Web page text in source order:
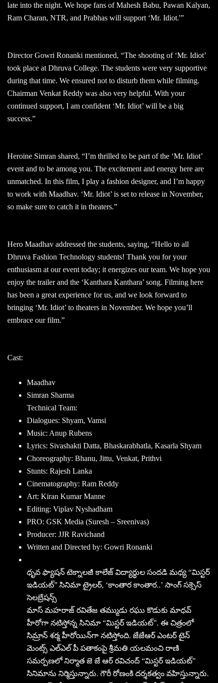
late into the night. We hope fans of Mahesh Babu, Pawan Kalyan,
Ram Charan, NTR, and Prabhas will support ‘Mr. Idiot.'”
Director Gowri Ronanki mentioned, “The shooting of ‘Mr. Idiot’
took place at Dhruva College. The students were very supportive
during that time. We ensured not to disturb them while filming.
Chairman Venkat Reddy was also very helpful. With your
continued support, I am confident ‘Mr. Idiot’ will be a big
success.”
Heroine Simran shared, “I’m thrilled to be part of the ‘Mr. Idiot’
event and to be among you. The excitement and energy here are
unmatched. In this film, I play a fashion designer, and I’m happy
to work with Maadhav. ‘Mr. Idiot’ is set to release in November,
so make sure to catch it in theaters.”
Hero Maadhav addressed the students, saying, “Hello to all
Dhruva Fashion Technology students! Thank you for your
enthusiasm at our event today; it energizes our team. We hope you
enjoy the trailer and the ‘Kanthara Kanthara’ song. Filming here
has been a great experience for us, and we look forward to
bringing ‘Mr. Idiot’ to theaters in November. We hope you’ll
embrace our film.”
Cast:
Maadhav
Simran Sharma
Technical Team:
Dialogues: Shyam, Vamsi
Music: Anup Rubens
Lyrics: Sivashakti Datta, Bhaskarabhatla, Kasarla Shyam
Choreography: Bhanu, Jittu, Venkat, Prithvi
Stunts: Rajesh Lanka
Cinematography: Ram Reddy
Art: Kiran Kumar Manne
Editing: Viplav Nyshadham
PRO: GSK Media (Suresh – Sreenivas)
Producer: JJR Ravichand
Written and Directed by: Gowri Ronanki
ధృవ ఫ్యాషన్ టెక్నాలజీ కాలేజ్ విద్యార్థుల సందడి మధ్య “మిస్టర్
ఇడియ‌ట్‌” సినిమా ట్రైలర్, ‘కాంతార కాంతార..’ సాంగ్ సక్సెస్
సెలబ్రేషన్స్
మాస్ మహరాజ్ రవితేజ తమ్ముడు రఘు కొడుకు మాధవ్
హీరోగా న‌టిస్తోన్న‌ సినిమా “మిస్టర్ ఇడియ‌ట్‌”. ఈ చిత్రంలో
సిమ్రాన్ శ‌ర్మ హీరోయిన్‌గా న‌టిస్తోంది. జేజేఆర్ ఎంటర్ టైన్
మెంట్స్ ఎల్ఎల్ పీ పతాకంపై శ్రీమతి యలమంచి రాణి
సమర్పణలో నిర్మాత జె జే ఆర్ రవిచంద్ “మిస్టర్ ఇడియ‌ట్‌”
సినిమాను నిర్మిస్తున్నారు. గౌరీ రోణంకి దర్శకత్వం వహిస్తున్నారు.